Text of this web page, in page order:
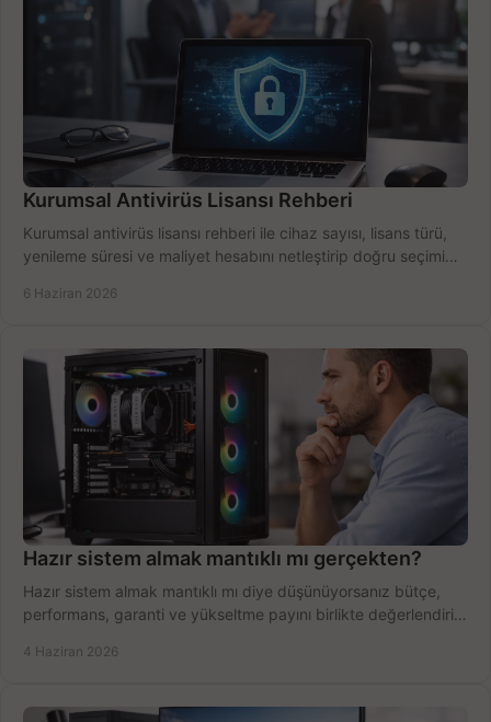
Kurumsal Antivirüs Lisansı Rehberi
Kurumsal antivirüs lisansı rehberi ile cihaz sayısı, lisans türü,
yenileme süresi ve maliyet hesabını netleştirip doğru seçimi
6 Haziran 2026
Hazır sistem almak mantıklı mı gerçekten?
Hazır sistem almak mantıklı mı diye düşünüyorsanız bütçe,
performans, garanti ve yükseltme payını birlikte değerlendirin,
4 Haziran 2026